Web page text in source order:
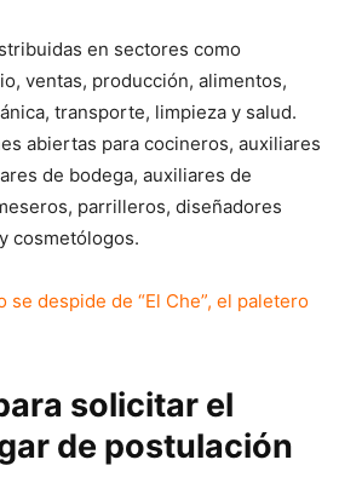
en sectores como
ventas, producción, alimentos,
transporte, limpieza y salud.
abiertas para cocineros, auxiliares
de bodega, auxiliares de
parrilleros, diseñadores
cosmetólogos.
se despide de “El Che”, el paletero
solicitar el
de postulación